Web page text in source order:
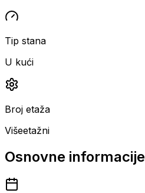
Tip stana
U kući
Broj etaža
Višeetažni
Osnovne informacije